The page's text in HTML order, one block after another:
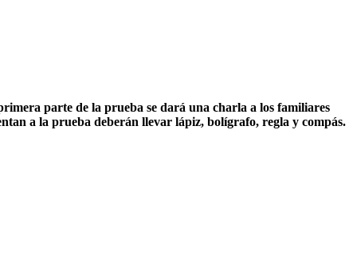
parte de la prueba se dará una charla a los familiares
a la prueba deberán llevar lápiz, bolígrafo, regla y compás.